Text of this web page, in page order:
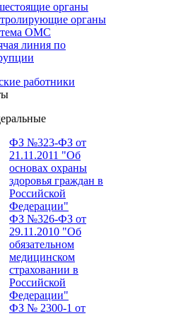
органы
органы
ОМС
линия по
работники
ФЗ №323-ФЗ от
21.11.2011 "Об
основах охраны
здоровья граждан в
Российской
Федерации"
ФЗ №326-ФЗ от
29.11.2010 "Об
обязательном
медицинском
страховании в
Российской
Федерации"
ФЗ № 2300-1 от